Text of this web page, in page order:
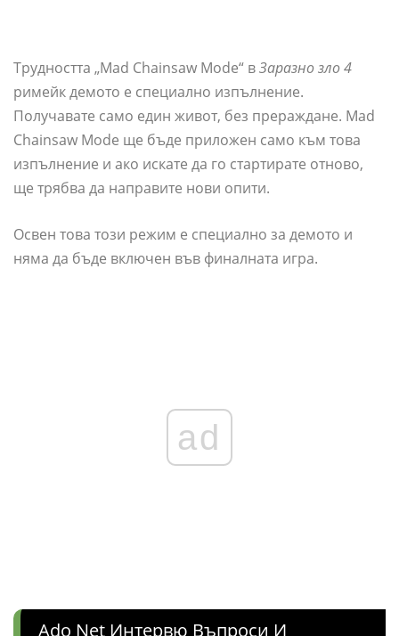
Трудността „Mad Chainsaw Mode“ вЗаразно зло 4
римейк демото е специално изпълнение.
Получавате само един живот, без прераждане. Mad
Chainsaw Mode ще бъде приложен само към това
изпълнение и ако искате да го стартирате отново,
ще трябва да направите нови опити.
Освен това този режим е специално за демото и
няма да бъде включен във финалната игра.
ad
Ado Net Интервю Въпроси И